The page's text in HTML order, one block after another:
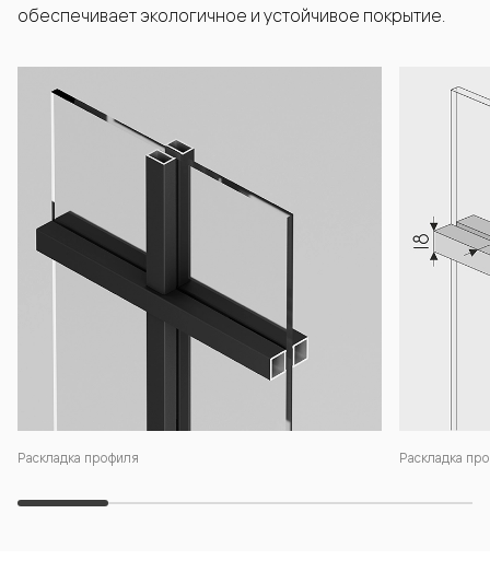
Раскладка профиля Раскладка
обеспечивает экологичное и устойчивое покрытие.